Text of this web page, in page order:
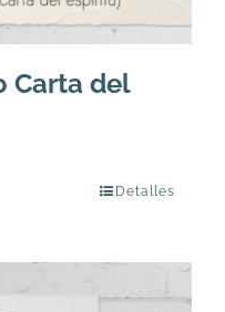
Carta del
Detalles